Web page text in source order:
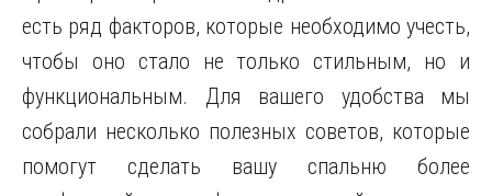
есть ряд факторов, которые необходимо учесть,
чтобы оно стало не только стильным, но и
функциональным. Для вашего удобства мы
собрали несколько полезных советов, которые
помогут сделать вашу спальню более